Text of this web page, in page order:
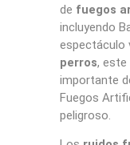
de fuegos
incluyendo
espectáculo
perros, este
importante
Fuegos
peligroso.